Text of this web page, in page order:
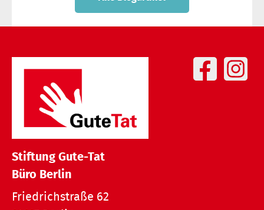
Stiftung Gute-Tat
Büro Berlin
Friedrichstraße 62